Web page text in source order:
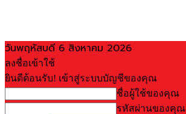
วันพฤหัสบดี 6 สิงหาคม 2026
ลงชื่อเข้าใช้
ยินดีต้อนรับ! เข้าสู่ระบบบัญชีของคุณ
ชื่อผู้ใช้ของคุณ
รหัสผ่านของคุณ